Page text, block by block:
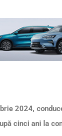
2024,
cinci ani la